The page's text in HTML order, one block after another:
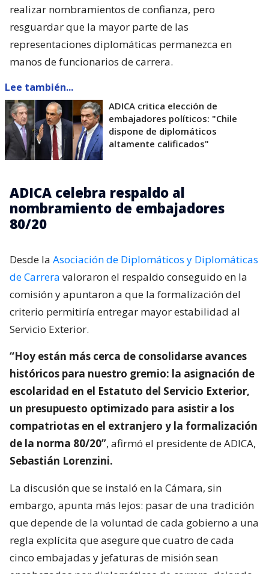
realizar nombramientos de confianza, pero
resguardar que la mayor parte de las
representaciones diplomáticas permanezca en
manos de funcionarios de carrera.
Lee también...
ADICA critica elección de
embajadores políticos: "Chile
dispone de diplomáticos
altamente calificados"
ADICA celebra respaldo al
nombramiento de embajadores
80/20
Desde la Asociación de Diplomáticos y Diplomáticas
de Carrera valoraron el respaldo conseguido en la
comisión y apuntaron a que la formalización del
criterio permitiría entregar mayor estabilidad al
Servicio Exterior.
“Hoy están más cerca de consolidarse avances
históricos para nuestro gremio: la asignación de
escolaridad en el Estatuto del Servicio Exterior,
un presupuesto optimizado para asistir a los
compatriotas en el extranjero y la formalización
de la norma 80/20”, afirmó el presidente de ADICA,
Sebastián Lorenzini.
La discusión que se instaló en la Cámara, sin
embargo, apunta más lejos: pasar de una tradición
que depende de la voluntad de cada gobierno a una
regla explícita que asegure que cuatro de cada
cinco embajadas y jefaturas de misión sean